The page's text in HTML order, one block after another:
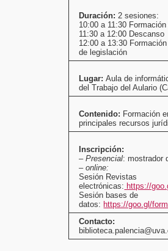
Duración: 2 sesiones:
10:00 a 11:30
11:30 a 12:00 Descanso
12:00 a 13:30
de legislación
Lugar: Aula de
del Trabajo del Aulario
Contenido: Formación
principales recursos
Inscripción:
–Presencial: mostrador
–online:
Sesión Revistas
electrónicas: https://
Sesión bases de
datos: https://goo.gl/
Contacto: